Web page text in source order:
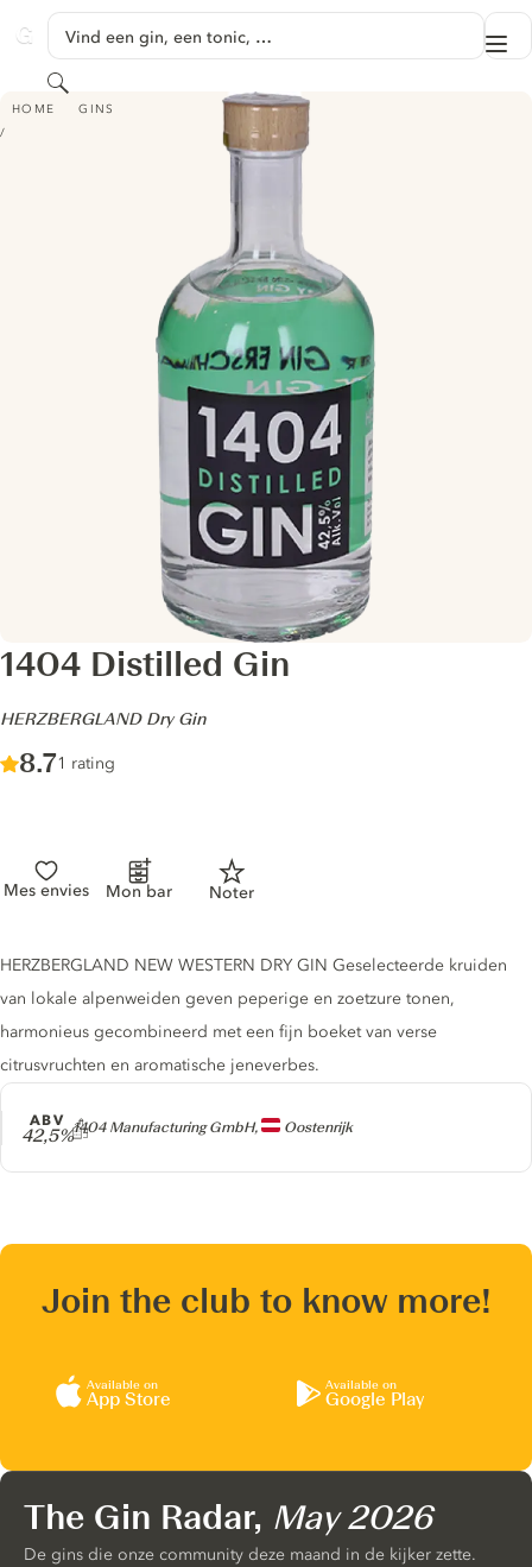
GINVENTORY
Vind een gin, een tonic, …
Zoeken
HOME GINS
1404 DISTILLED GIN - HERZBERGLAND DRY GIN
1404 Distilled Gin
-
HERZBERGLAND Dry Gin
Score :
8.7/ 10
1 rating
Mes envies Mon bar Noter
Producer
1404 Manufacturing GmbH, Oostenrijk
ABV
42,5%
Gin description
HERZBERGLAND NEW WESTERN DRY GIN Geselecteerde kruiden
van lokale alpenweiden geven peperige en zoetzure tonen,
harmonieus gecombineerd met een fijn boeket van verse
citrusvruchten en aromatische jeneverbes.
Join the club to know more!
Available on
App Store
Available on
Google Play
The Gin Radar, May 2026
De gins die onze community deze maand in de kijker zette.